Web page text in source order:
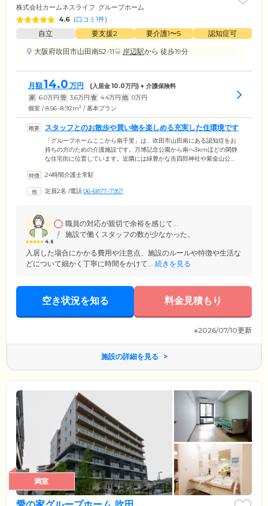
株式会社カームネスライフ グループホーム
4.6 (口コミ1件)
自立 要支援2 要介護1〜5
認知症可
大阪府吹田市山田南52-11
岸辺駅から 徒歩19分
月額14.0 万円 (入居金10.0万円) + 介護保険料
家 6.0万円 管 3.6万円 食 4.4万円 他 0万円
個室 / 8.56~8.92m2 / 基本プラン
スタッフとのお散歩や買い物を楽しめる充実した住環境です
「グループホームここから南千里」は、吹田市山田南にある認知症をお
持ちの方のための介護施設です。万博記念公園から南へ3kmほどの閑静
な住宅街に位置しています。近隣には緑豊かな吉四郎神社や紫金山公
ラッグストアへは、スタッフと一緒に日用品の買い物に出かけていただ
地域密着型の施設。認知症ケアの経験豊富なスタッフが24時間365日常駐
サポートいたします。
24時間介護士常駐
定員2名 /電話06-6877-7957
4.6
職員の対応が親切で余裕を感じて...
施設で働くスタッフの数が少なかった。
入居した場合にかかる費用や注意点、施設のルールや特徴や生活な
どについて細かく丁寧に時間をかけて... 続きを見る
空き状況を知る 料金見積もり
※2026/07/10更新
施設の詳細を見る
満室